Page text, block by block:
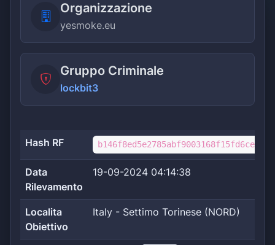
Organizzazione
yesmoke.eu
Gruppo Criminale
lockbit3
Hash RF
Data
Rilevamento
19-09-2024 04:14:38
Localita
Obiettivo
Italy - Settimo Torinese (NORD)